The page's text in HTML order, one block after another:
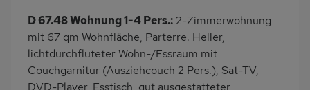
Bettwäsche mietbar
Handtücher mietbar
D 67.48 Wohnung 1-4 Pers.: 2-Zimmerwohnung
mit 67 qm Wohnfläche, Parterre. Heller,
lichtdurchfluteter Wohn-/Essraum mit
Couchgarnitur (Ausziehcouch 2 Pers.), Sat-TV,
DVD-Player, Esstisch, gut ausgestatteter